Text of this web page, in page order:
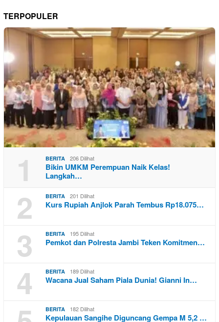
TERPOPULER
1 BERITA 206 Dilihat
Bikin UMKM Perempuan Naik Kelas!
Langkah…
2 BERITA 201 Dilihat
Kurs Rupiah Anjlok Parah Tembus Rp18.075…
3 BERITA 195 Dilihat
Pemkot dan Polresta Jambi Teken Komitmen…
4 BERITA 189 Dilihat
Wacana Jual Saham Piala Dunia! Gianni In…
BERITA 182 Dilihat
Kepulauan Sangihe Diguncang Gempa M 5,2 …